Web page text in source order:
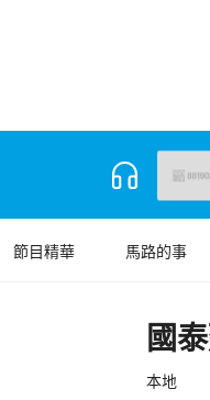
節目精華 馬路的事
國
本地